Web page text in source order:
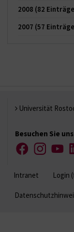
2008 (82
2007 (57
Universität
Besuchen Sie uns
FacebookInstagram
Intranet Login